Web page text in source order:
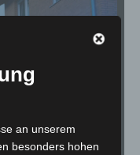
an unserem
besonders hohen